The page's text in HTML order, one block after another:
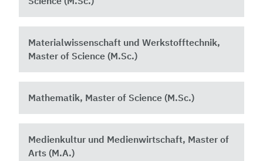
Materialwissenschaft und Werkstofftechnik,
Master of Science (M.Sc.)
Mathematik, Master of Science (M.Sc.)
Medienkultur und Medienwirtschaft, Master of
Arts (M.A.)